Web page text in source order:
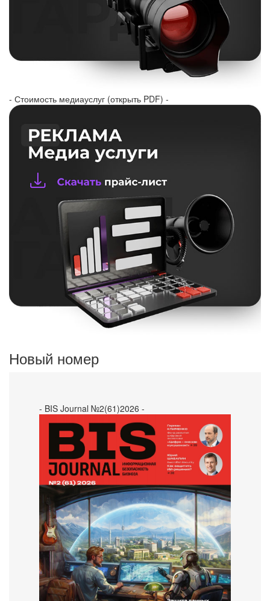
- Стоимость медиауслуг (открыть PDF) -
Новый номер
- BIS Journal №2(61)2026 -